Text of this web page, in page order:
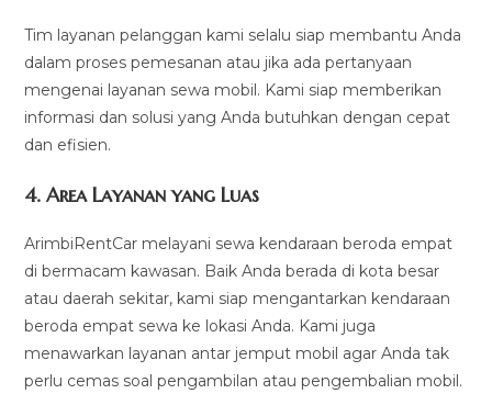
Tim layanan pelanggan kami selalu siap membantu Anda
dalam proses pemesanan atau jika ada pertanyaan
mengenai layanan sewa mobil. Kami siap memberikan
informasi dan solusi yang Anda butuhkan dengan cepat
dan efisien.
4.Area Layanan yang Luas
ArimbiRentCar melayani sewa kendaraan beroda empat
di bermacam kawasan. Baik Anda berada di kota besar
atau daerah sekitar, kami siap mengantarkan kendaraan
beroda empat sewa ke lokasi Anda. Kami juga
menawarkan layanan antar jemput mobil agar Anda tak
perlu cemas soal pengambilan atau pengembalian mobil.